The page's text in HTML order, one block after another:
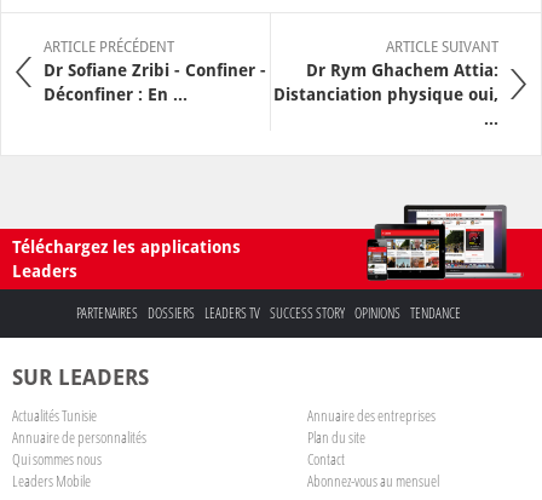
ARTICLE PRÉCÉDENT
Dr Sofiane Zribi - Confiner -
Déconfiner : En ...
ARTICLE SUIVANT
Dr Rym Ghachem Attia:
Distanciation physique oui,
...
Téléchargez les applications
Leaders
PARTENAIRES DOSSIERS LEADERS TV SUCCESS STORY OPINIONS TENDANCE
SUR LEADERS
Actualités Tunisie
Annuaire des entreprises
Annuaire de personnalités
Plan du site
Qui sommes nous
Contact
Leaders Mobile
Abonnez-vous au mensuel